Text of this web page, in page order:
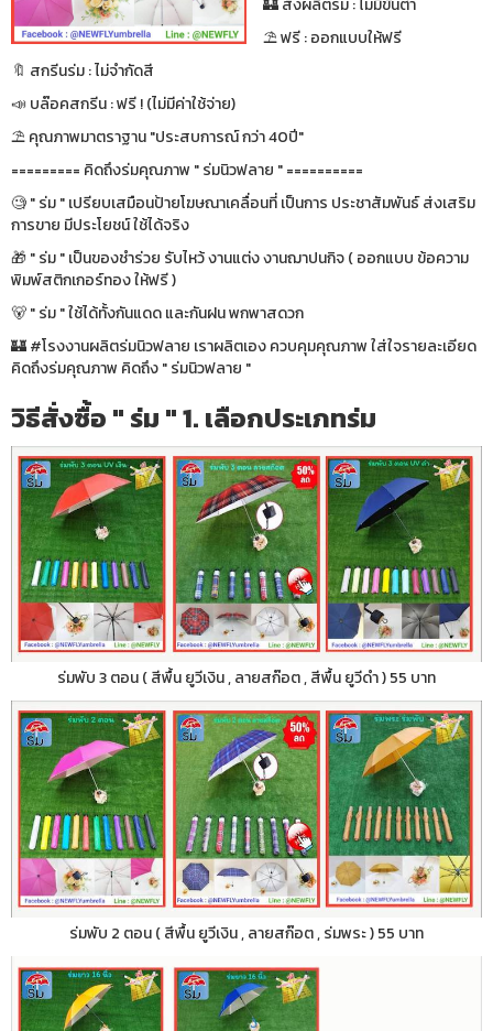
🏰 สั่งผลิตร่ม : ไม่มีขั้นต่ำ
⛱ ฟรี : ออกแบบให้ฟรี
🔖 สกรีนร่ม : ไม่จำกัดสี
📣 บล๊อคสกรีน : ฟรี ! (ไม่มีค่าใช้จ่าย)
⛱ คุณภาพมาตราฐาน "ประสบการณ์ กว่า 40ปี"
========= คิดถึงร่มคุณภาพ " ร่มนิวฟลาย " ==========
🧐 " ร่ม " เปรียบเสมือนป้ายโฆษณาเคลื่อนที่ เป็นการ ประชาสัมพันธ์ ส่งเสริม
การขาย มีประโยชน์ ใช้ได้จริง
🎁 " ร่ม " เป็นของชำร่วย รับไหว้ งานแต่ง งานฌาปนกิจ ( ออกแบบ ข้อความ
พิมพ์สติกเกอร์ทอง ให้ฟรี )
🐻 " ร่ม " ใช้ได้ทั้งกันแดด และกันฝน พกพาสดวก
🏰 #โรงงานผลิตร่มนิวฟลาย เราผลิตเอง ควบคุมคุณภาพ ใส่ใจรายละเอียด
คิดถึงร่มคุณภาพ คิดถึง " ร่มนิวฟลาย "
วิธีสั่งซื้อ " ร่ม " 1. เลือกประเภทร่ม
ร่มพับ 3 ตอน ( สีพื้น ยูวีเงิน , ลายสก๊อต , สีพื้น ยูวีดำ ) 55 บาท
ร่มพับ 2 ตอน ( สีพื้น ยูวีเงิน , ลายสก๊อต , ร่มพระ ) 55 บาท